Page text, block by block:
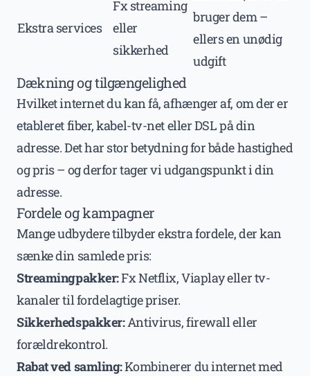
Ekstra services
Fx streaming
eller
sikkerhed
bruger dem –
ellers en unødig
udgift
Dækning og tilgængelighed
Hvilket internet du kan få, afhænger af, om der er
etableret fiber, kabel-tv-net eller DSL på din
adresse. Det har stor betydning for både hastighed
og pris – og derfor tager vi udgangspunkt i din
adresse.
Fordele og kampagner
Mange udbydere tilbyder ekstra fordele, der kan
sænke din samlede pris:
Streamingpakker:Fx Netflix, Viaplay eller tv-
kanaler til fordelagtige priser.
Sikkerhedspakker:Antivirus, firewall eller
forældrekontrol.
Rabat ved samling:Kombinerer du internet med